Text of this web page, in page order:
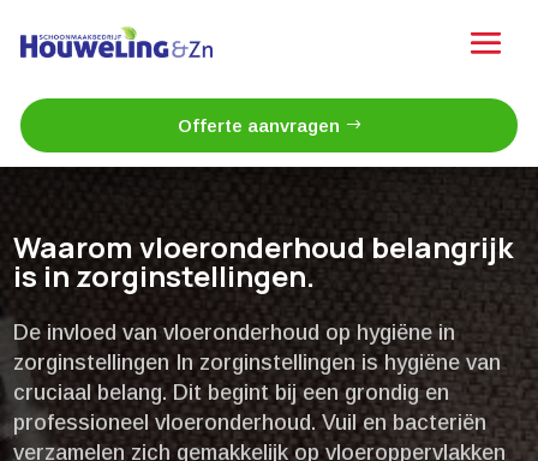
Offerte aanvragen
Waarom vloeronderhoud belangrijk
is in zorginstellingen.​
De invloed van vloeronderhoud op hygiëne in
zorginstellingen In zorginstellingen is hygiëne van
cruciaal belang.​ Dit begint bij een grondig en
professioneel vloeronderhoud.​ Vuil en bacteriën
verzamelen zich gemakkelijk op vloeroppervlakken